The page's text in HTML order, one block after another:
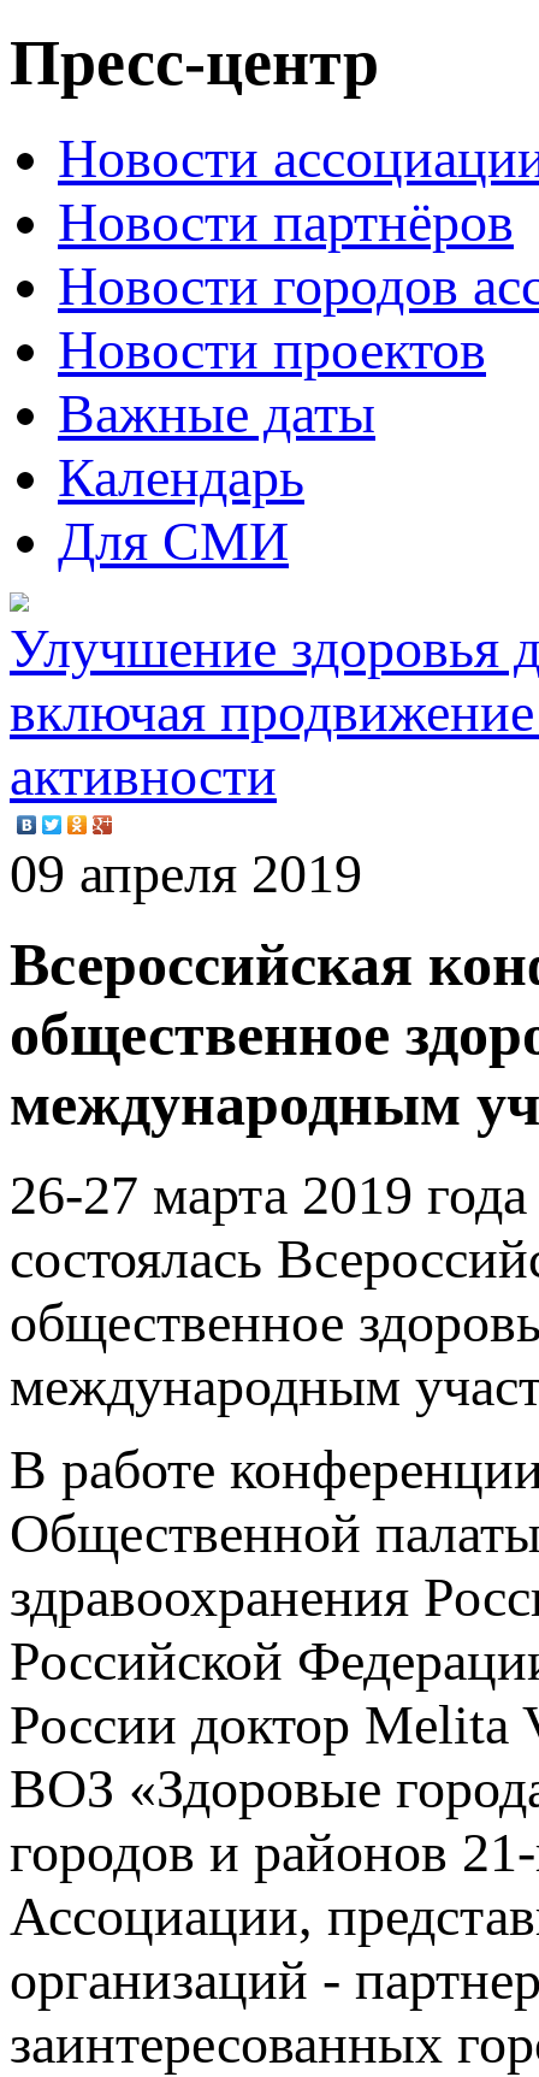
Пресс-центр
Новости
Новости партнёров
Новости городов
Новости проектов
Важные даты
Календарь
Для СМИ
Улучшение здоровья
включая
активности
09 апреля 2019
Всероссийская
общественное
международным
26-27 марта 2019
состоялась
общественное
международным
В работе
Общественной
здравоохранения
Российской
России доктор Melita
ВОЗ «Здоровые
городов и районов
Ассоциации,
организаций -
заинтересованных